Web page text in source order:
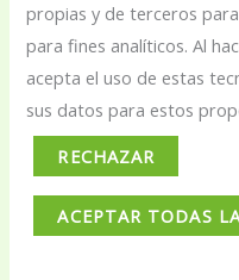
propias y de terceros
para fines analíticos. Al
acepta el uso de estas
sus datos para estos
RECHAZAR
ACEPTAR TODAS